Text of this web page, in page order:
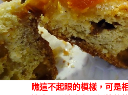
瞧這不起眼的模樣，可是